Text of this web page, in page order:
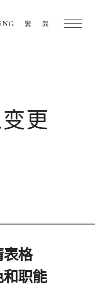
繁 简
更
格
职能